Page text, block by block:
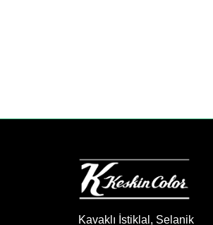
Kavaklı İstiklal, Selanik